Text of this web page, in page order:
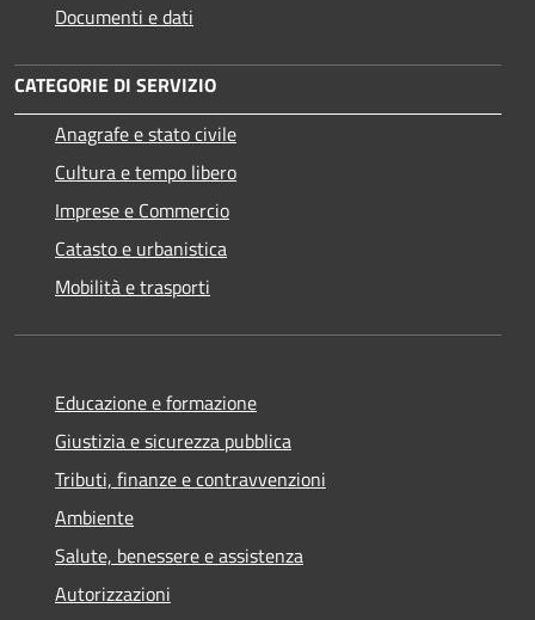
Documenti e dati
CATEGORIE DI SERVIZIO
Anagrafe e stato civile
Cultura e tempo libero
Imprese e Commercio
Catasto e urbanistica
Mobilità e trasporti
Educazione e formazione
Giustizia e sicurezza pubblica
Tributi, finanze e contravvenzioni
Ambiente
Salute, benessere e assistenza
Autorizzazioni